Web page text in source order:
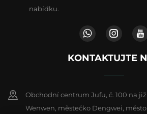
nabídku.
KONTAKTUJTE
Obchodní centrum Jufu, č. 100 na
Wenwen, městečko Dengwei,